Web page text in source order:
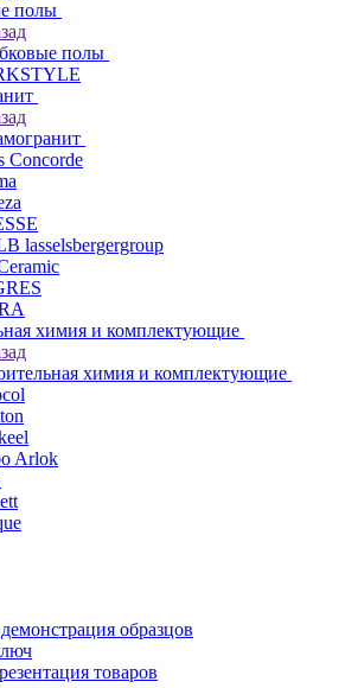
полы
полы
Concorde
lasselsbergergroup
химия и комплектующие
химия и комплектующие
Arlok
образцов
товаров